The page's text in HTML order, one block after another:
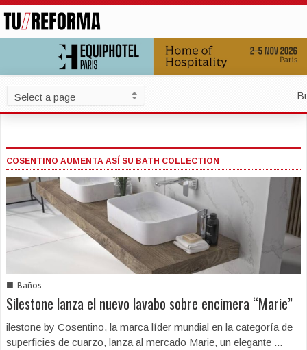
COSENTINO AUMENTA ASÍ SU BATH COLLECTION
■ Baños
Silestone lanza el nuevo lavabo sobre encimera “Marie”
ilestone by Cosentino, la marca líder mundial en la categoría de
superficies de cuarzo, lanza al mercado Marie, un elegante ...